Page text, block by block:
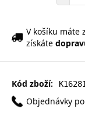
V košíku máte
získáte
Kód zboží:
Objednávky